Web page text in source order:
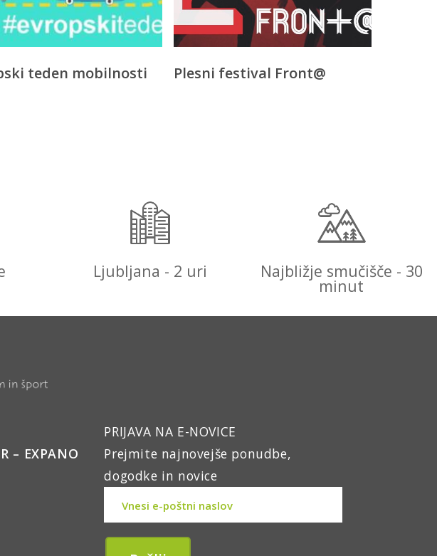
teden mobilnosti
Plesni festival Front@
Ljubljana - 2 uri Najbližje smučišče - 30
minut
– EXPANO
PRIJAVA NA E-NOVICE
Prejmite najnovejše ponudbe,
dogodke in novice